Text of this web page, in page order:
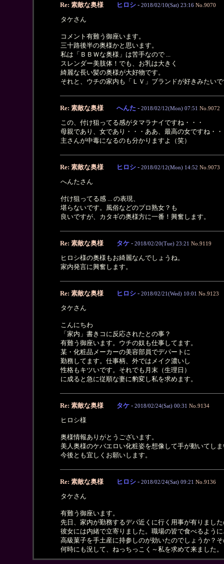
Re: 素敵な奥様 ヒロシ - 2018/02/10(Sat) 23:16 No.9070
タケさん
コメント有難う御座います。
三十路後半の奥様かと思います。
私は「ＢＢＷな奥様」は苦手なので ...
スレンダー美肢体！でも、お乳は大きく
綺麗な長い髪の奥様が大好物です。
それと、ウチの家内も「ＬＶ」ブランドが好きみたい
Re: 素敵な奥様 へんた - 2018/02/12(Mon) 07:51 No.9072
この、付け狙ってる感がタマラナイですね・・・
母親であり、女であり・・・ああ、最高の女ですね・
主さんが中毒になるのも分かりますよ（笑）
Re: 素敵な奥様 ヒロシ - 2018/02/12(Mon) 14:52 No.9073
へんたさん
付け狙ってる感 ... の表現、
堪らないです。風俗などのプロ熟女？も
良いですが、カタギの奥様方に一番！興奮します。
Re: 素敵な奥様 タケ - 2018/02/20(Tue) 23:21 No.9119
ヒロシ様の奥様もお綺麗なんでしょうね。
家内発言に興奮します。
Re: 素敵な奥様 ヒロシ - 2018/02/21(Wed) 10:01 No.9123
タケさん
こんにちわ
「家内」書きコに反応されたとの事？
有難う御座います。ウチの奴も仕事してます。
某・化粧品メーカーの美容部員でデパートに
勤務してます。仕事柄、外ではメイク濃いし
性格もキツいです。それでも月末（生理日）
に成ると急に従順な妻に豹変し私を求めます。
Re: 素敵な奥様 タケ - 2018/02/24(Sat) 00:31 No.9134
ヒロシ様
奥様情報ありがとうございます。
美人奥様のケバエロい化粧姿を想像して手が動いてし
今後とも宜しくお願いします。
Re: 素敵な奥様 ヒロシ - 2018/02/24(Sat) 09:21 No.9136
タケさん
有難う御座います。
先日、家内が勤務するデパ近くに行く用事が有りまし
彼女には内緒で立寄りました。職場の皆で食べるよう
高級菓子を手土産に持参しのが効いたのでしょうか？
何時にも況して、ねっちっこく～私を求めて来ました。